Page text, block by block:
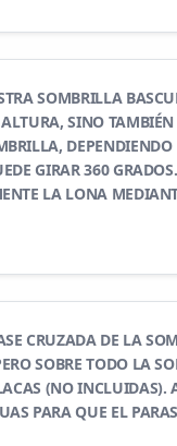
SOMBRILLA
SINO
GIRAR 360
LA LONA
CRUZADA DE LA
SOBRE TODO LA
(NO INCLUIDAS).
PARA QUE EL